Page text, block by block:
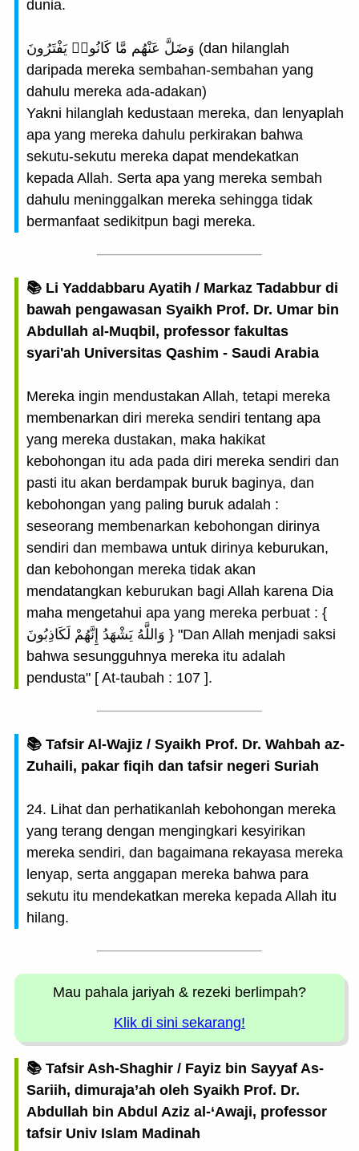
dunia.
وَضَلَّ عَنْهُم مَّا كَانُوا۟ يَفْتَرُونَ (dan hilanglah
daripada mereka sembahan-sembahan yang
dahulu mereka ada-adakan)
Yakni hilanglah kedustaan mereka, dan lenyaplah
apa yang mereka dahulu perkirakan bahwa
sekutu-sekutu mereka dapat mendekatkan
kepada Allah. Serta apa yang mereka sembah
dahulu meninggalkan mereka sehingga tidak
bermanfaat sedikitpun bagi mereka.
📚 Li Yaddabbaru Ayatih / Markaz Tadabbur di
bawah pengawasan Syaikh Prof. Dr. Umar bin
Abdullah al-Muqbil, professor fakultas
syari'ah Universitas Qashim - Saudi Arabia
Mereka ingin mendustakan Allah, tetapi mereka
membenarkan diri mereka sendiri tentang apa
yang mereka dustakan, maka hakikat
kebohongan itu ada pada diri mereka sendiri dan
pasti itu akan berdampak buruk baginya, dan
kebohongan yang paling buruk adalah :
seseorang membenarkan kebohongan dirinya
sendiri dan membawa untuk dirinya keburukan,
dan kebohongan mereka tidak akan
mendatangkan keburukan bagi Allah karena Dia
maha mengetahui apa yang mereka perbuat : {
وَاللَّهُ يَشْهَدُ إِنَّهُمْ لَكَاذِبُونَ } "Dan Allah menjadi saksi
bahwa sesungguhnya mereka itu adalah
pendusta" [ At-taubah : 107 ].
📚 Tafsir Al-Wajiz / Syaikh Prof. Dr. Wahbah az-
Zuhaili, pakar fiqih dan tafsir negeri Suriah
24. Lihat dan perhatikanlah kebohongan mereka
yang terang dengan mengingkari kesyirikan
mereka sendiri, dan bagaimana rekayasa mereka
lenyap, serta anggapan mereka bahwa para
sekutu itu mendekatkan mereka kepada Allah itu
hilang.
Mau pahala jariyah & rezeki berlimpah?
Klik di sini sekarang!
📚 Tafsir Ash-Shaghir / Fayiz bin Sayyaf As-
Sariih, dimuraja’ah oleh Syaikh Prof. Dr.
Abdullah bin Abdul Aziz al-‘Awaji, professor
tafsir Univ Islam Madinah